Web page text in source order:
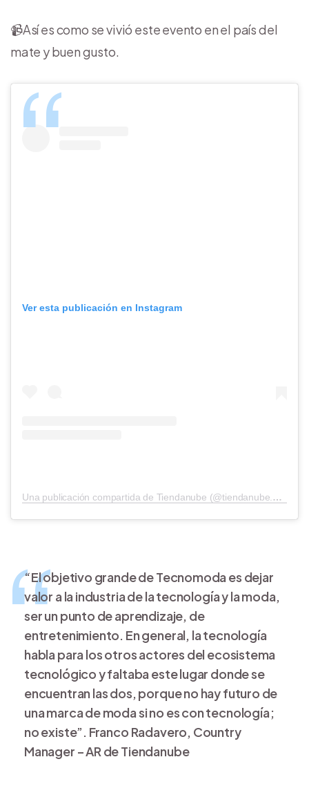
📹Así es como se vivió este evento en el país del
mate y buen gusto.
Ver esta publicación en Instagram
Una publicación compartida de Tiendanube (@tiendanube.arg)
“El objetivo grande de Tecnomoda es dejar
valor a la industria de la tecnología y la moda,
ser un punto de aprendizaje, de
entretenimiento. En general, la tecnología
habla para los otros actores del ecosistema
tecnológico y faltaba este lugar donde se
encuentran las dos, porque no hay futuro de
una marca de moda si no es con tecnología;
no existe”. Franco Radavero, Country
Manager – AR de Tiendanube